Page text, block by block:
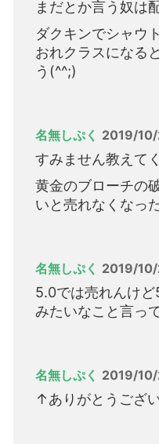
まだとか言う奴は
ダクキンでシャウ
おれクラスになる
う(^^;)
名無しぷく 2019/
すみません教えて
黄金のブローチの
いと売れなくなっ
名無しぷく 2019/
5.0では売れんけど
みたいなこと言っ
名無しぷく 2019/
↑ありがとうござ